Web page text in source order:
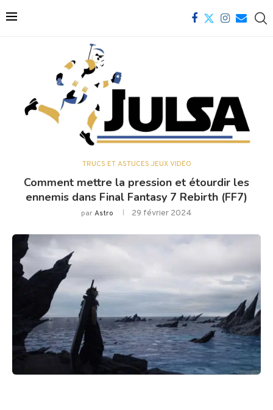
TRUCS ET ASTUCES JEUX VIDÉO
Comment mettre la pression et étourdir les
ennemis dans Final Fantasy 7 Rebirth (FF7)
parAstro 29 février 2024